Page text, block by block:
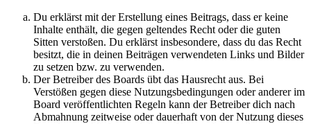
Du erklärst mit der Erstellung eines Beitrags, dass er keine
Inhalte enthält, die gegen geltendes Recht oder die guten
Sitten verstoßen. Du erklärst insbesondere, dass du das Recht
besitzt, die in deinen Beiträgen verwendeten Links und Bilder
zu setzen bzw. zu verwenden.
Der Betreiber des Boards übt das Hausrecht aus. Bei
Verstößen gegen diese Nutzungsbedingungen oder anderer im
Board veröffentlichten Regeln kann der Betreiber dich nach
Abmahnung zeitweise oder dauerhaft von der Nutzung dieses